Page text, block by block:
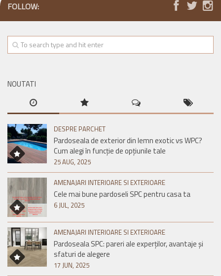
FOLLOW:
NOUTATI
DESPRE PARCHET
Pardoseala de exterior din lemn exotic vs WPC?
Cum alegi în funcție de opțiunile tale
25 AUG, 2025
AMENAJARI INTERIOARE SI EXTERIOARE
Cele mai bune pardoseli SPC pentru casa ta
6 JUL, 2025
AMENAJARI INTERIOARE SI EXTERIOARE
Pardoseala SPC: pareri ale experților, avantaje și
sfaturi de alegere
17 JUN, 2025